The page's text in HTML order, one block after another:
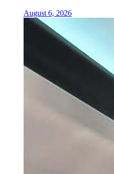
August 6, 2026